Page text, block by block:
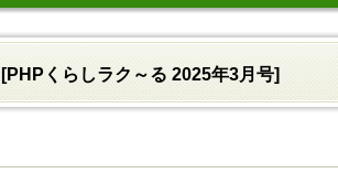
[PHPくらしラク～る 2025年3月号]